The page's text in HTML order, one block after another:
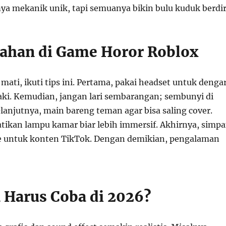
mekanik unik, tapi semuanya bikin bulu kuduk
di Game Horor Roblox
ikuti tips ini. Pertama, pakai headset untuk
Kemudian, jangan lari sembarangan; sembunyi di
main bareng teman agar bisa saling cover.
lampu kamar biar lebih immersif. Akhirnya,
untuk konten TikTok. Dengan demikian, pengalaman
Coba di 2026?